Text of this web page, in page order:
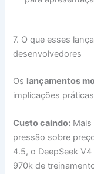
7. O que esses
desenvolvedores
Os lançamentos
implicações
Custo caindo:
pressão sobre
4.5, o DeepSeek
970k de